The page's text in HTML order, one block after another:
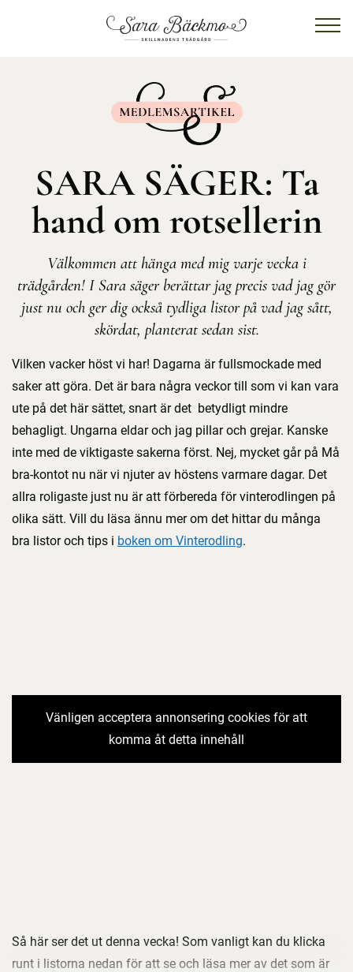
SARA SÄGER: Ta
hand om rotsellerin
Välkommen att hänga med mig varje vecka i
trädgården! I Sara säger berättar jag precis vad jag gör
just nu och ger dig också tydliga listor på vad jag sått,
skördat, planterat sedan sist.
Vilken vacker höst vi har! Dagarna är fullsmockade med
saker att göra. Det är bara några veckor till som vi kan vara
ute på det här sättet, snart är det betydligt mindre
behagligt. Ungarna eldar och jag pillar och grejar. Kanske
inte med de viktigaste sakerna först. Nej, mycket går på Må
bra-kontot nu när vi njuter av höstens varmare dagar. Det
allra roligaste just nu är att förbereda för vinterodlingen på
olika sätt. Vill du läsa ännu mer om det hittar du många
bra listor och tips i boken om Vinterodling.
Vänligen acceptera annonsering cookies för att
komma åt detta innehåll
Så här ser det ut denna vecka! Som vanligt kan du klicka
runt i listorna nedan för att se och läsa mer av det som är